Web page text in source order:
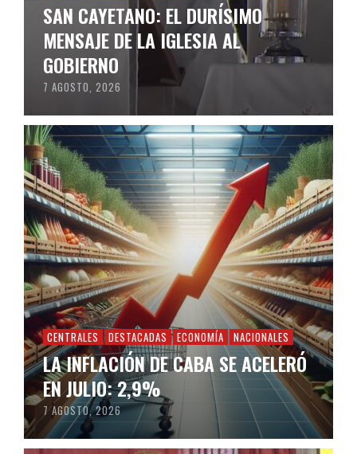
SAN CAYETANO: EL DURÍSIMO
MENSAJE DE LA IGLESIA AL
GOBIERNO
7 AGOSTO, 2026
CENTRALES DESTACADAS ECONOMÍA NACIONALES
LA INFLACIÓN DE CABA SE ACELERÓ
EN JULIO: 2,9%
7 AGOSTO, 2026